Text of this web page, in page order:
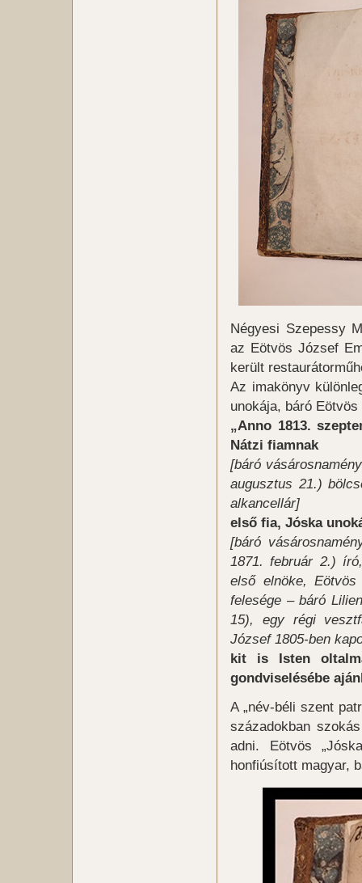
Négyesi Szepessy
az Eötvös József
került
Az imakönyv
unokája, báró
„Anno 1813.
Nátzi fiamnak
[báró
augusztus 21.)
alkancellár]
első fia, Jóska
[báró
1871. február 2.)
első elnöke,
felesége – báró
15), egy régi
József 1805-ben
kit is Isten
gondviselésébe
A „név-béli szent
századokban
adni. Eötvös
honfiúsított magyar,